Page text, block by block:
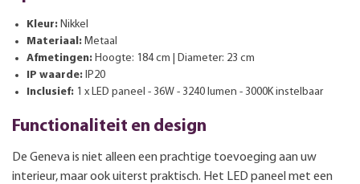
Kleur: Nikkel
Materiaal: Metaal
Afmetingen: Hoogte: 184 cm | Diameter: 23 cm
IP waarde: IP20
Inclusief: 1 x LED paneel - 36W - 3240 lumen - 3000K instelbaar
Functionaliteit en design
De Geneva is niet alleen een prachtige toevoeging aan uw
interieur, maar ook uiterst praktisch. Het LED paneel met een